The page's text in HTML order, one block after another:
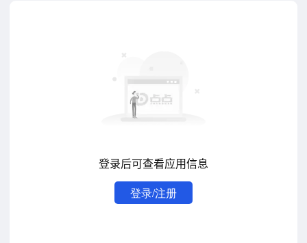
登录后可查看应用信息
登录/注册